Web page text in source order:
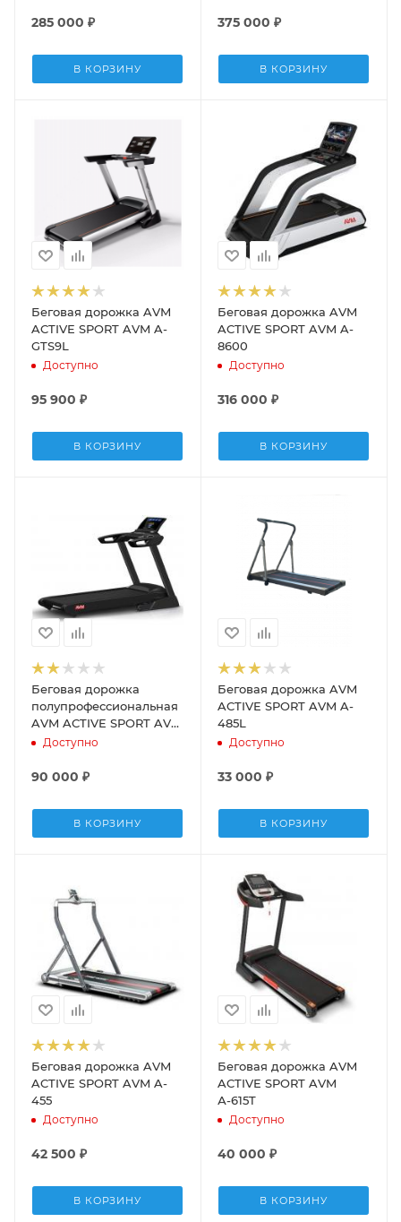
285 000 ₽
В КОРЗИНУ
375 000 ₽
В КОРЗИНУ
Беговая дорожка AVM
ACTIVE SPORT AVM A-
GTS9L
Доступно
95 900 ₽
В КОРЗИНУ
Беговая дорожка AVM
ACTIVE SPORT AVM A-
8600
Доступно
316 000 ₽
В КОРЗИНУ
Беговая дорожка
полупрофессиональная
AVM ACTIVE SPORT AVM
A-5601
Доступно
90 000 ₽
В КОРЗИНУ
Беговая дорожка AVM
ACTIVE SPORT AVM A-
485L
Доступно
33 000 ₽
В КОРЗИНУ
Беговая дорожка AVM
ACTIVE SPORT AVM A-
455
Доступно
42 500 ₽
В КОРЗИНУ
Беговая дорожка AVM
ACTIVE SPORT AVM
А-615T
Доступно
40 000 ₽
В КОРЗИНУ